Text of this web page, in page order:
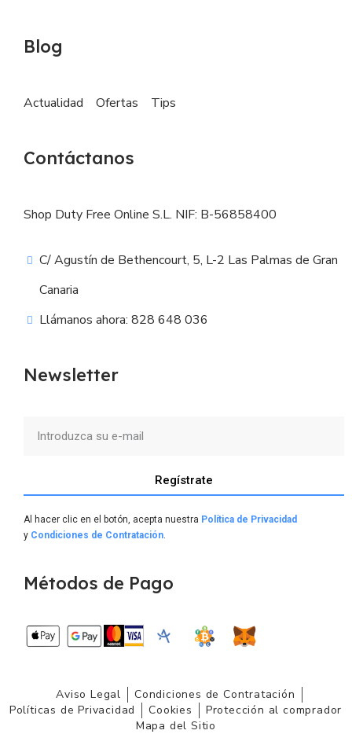
Blog
Actualidad Ofertas Tips
Contáctanos
Shop Duty Free Online S.L. NIF: B-56858400
C/ Agustín de Bethencourt, 5, L-2 Las Palmas de Gran
Canaria
Llámanos ahora: 828 648 036
Newsletter
Regístrate
Al hacer clic en el botón, acepta nuestra Política de Privacidad
y Condiciones de Contratación.
Métodos de Pago
Aviso Legal
Condiciones de Contratación
Políticas de Privacidad
Cookies
Protección al comprador
Mapa del Sitio